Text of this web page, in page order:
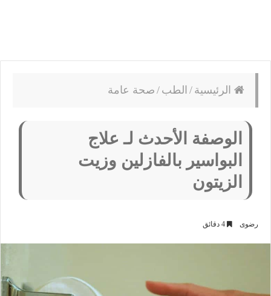
الرئيسية / الطب / صحة عامة
الوصفة الأحدث لـ علاج
البواسير بالفازلين وزيت
الزيتون
رضوى